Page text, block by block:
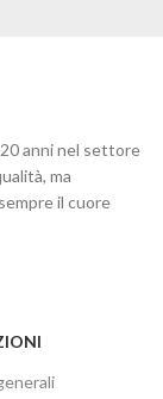
anni nel settore
ma
il cuore